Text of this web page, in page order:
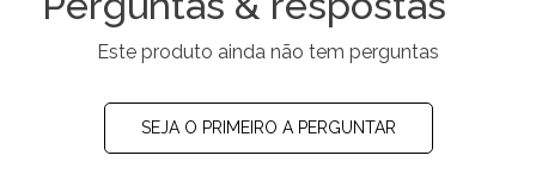
Este produto ainda não tem perguntas
SEJA O PRIMEIRO A PERGUNTAR